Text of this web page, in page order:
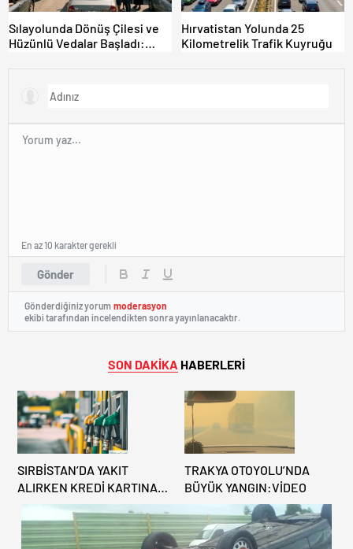
Sılayolunda Dönüş Çilesi ve
Hüzünlü Vedalar Başladı:
Hırvatistan Yolunda 25
Kilometrelik Trafik Kuyruğu
Gönder
En az 10 karakter gerekli
Gönderdiğiniz yorum moderasyon
ekibi tarafından incelendikten sonra yayınlanacaktır.
SON DAKİKA HABERLERİ
SIRBİSTAN’DA YAKIT
ALIRKEN KREDİ KARTINA
DİKKAT: MAĞDUR
OLMAYIN!
TRAKYA OTOYOLU’NDA
BÜYÜK YANGIN:VİDEO